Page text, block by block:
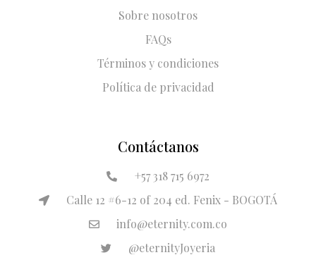
Sobre nosotros
FAQs
Términos y condiciones
Política de privacidad
Contáctanos
+57 318 715 6972
Calle 12 #6-12 of 204 ed. Fenix - BOGOTÁ
info@eternity.com.co
@eternityJoyeria